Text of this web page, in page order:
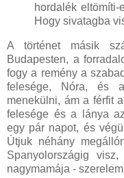
hordalék eltömíti-
Hogy sivatagba
A történet másik
Budapesten, a
fogy a remény a
felesége, Nóra, és
menekülni, ám a férfit
felesége és a lánya
egy pár napot, és
Útjuk néhány
Spanyolországig
nagymamája -